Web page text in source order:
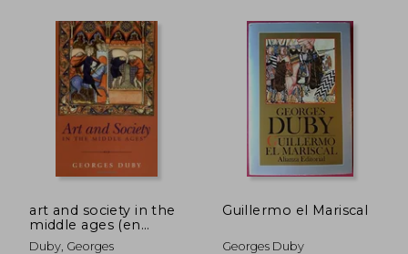
art and society in the
middle ages (en
Inglés)
Duby, Georges
Guillermo el Mariscal
Georges Duby